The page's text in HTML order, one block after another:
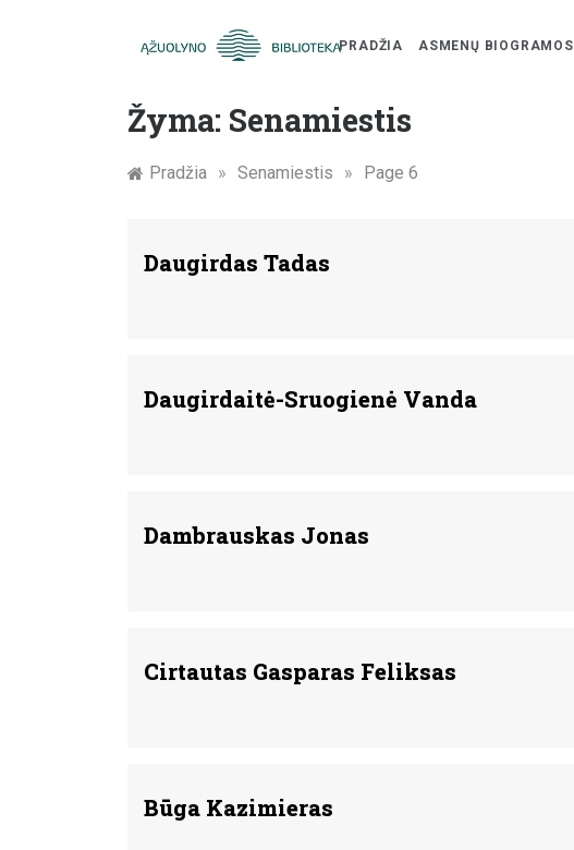
Žymūs
Kauno
atminimo
PRADŽIA ASMENŲ BIOGRAMOS
Žyma: Senamiestis
Pradžia » Senamiestis » Page 6
Daugirdas Tadas
Daugirdaitė-Sruogienė Vanda
Dambrauskas Jonas
Cirtautas Gasparas Feliksas
Būga Kazimieras